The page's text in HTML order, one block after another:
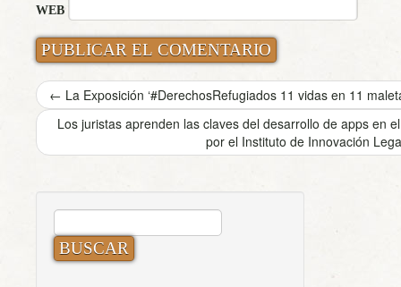
WEB
← La Exposición ‘#DerechosRefugiados 11 vidas en 11
Los juristas aprenden las claves del desarrollo de apps en
por el Instituto de Innovación
BUSCAR: